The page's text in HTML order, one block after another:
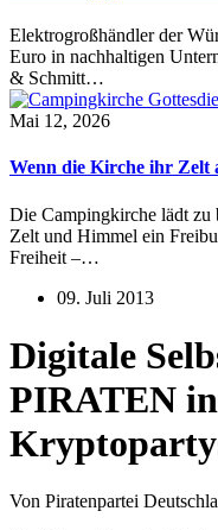
Elektrogroßhändler der
Euro in nachhaltigen
& Schmitt…
Mai 12, 2026
Wenn die Kirche ihr Zelt
Die Campingkirche lädt zu
Zelt und Himmel ein
Freiheit –…
09. Juli 2013
Digitale
PIRATEN
Von Piratenpartei